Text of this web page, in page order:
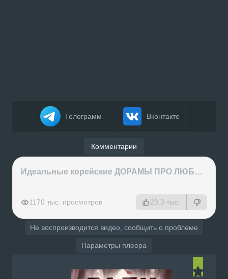
Телеграмм Вконтакте
Комментарии
Идеальные корейские ДОРАМЫ ПРО ЛЮБОВЬ на вечер
1170 тыс. просмотров 23.3 тыс.
Не воспроизводится видео, сообщить о проблеме
Параметры плеера